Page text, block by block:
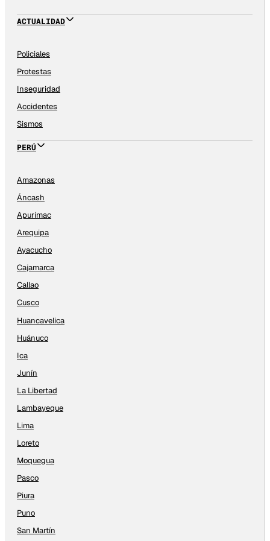
ACTUALIDAD
Policiales
Protestas
Inseguridad
Accidentes
Sismos
PERÚ
Amazonas
Áncash
Apurímac
Arequipa
Ayacucho
Cajamarca
Callao
Cusco
Huancavelica
Huánuco
Ica
Junín
La Libertad
Lambayeque
Lima
Loreto
Moquegua
Pasco
Piura
Puno
San Martín